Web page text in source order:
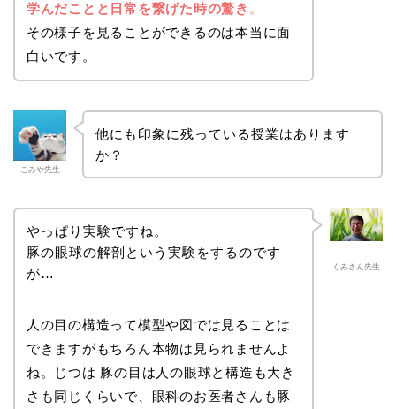
学んだことと日常を繋げた時の驚き 。
その様子を見ることができるのは本当に面
白いです。
こみや先生
他にも印象に残っている授業はあります
か？
くみさん先生
やっぱり実験ですね。
豚の眼球の解剖という実験をするのです
が…
人の目の構造って模型や図では見ることは
できますがもちろん本物は見られませんよ
ね。じつは 豚の目は人の眼球と構造も大き
さも同じくらいで、眼科のお医者さんも豚